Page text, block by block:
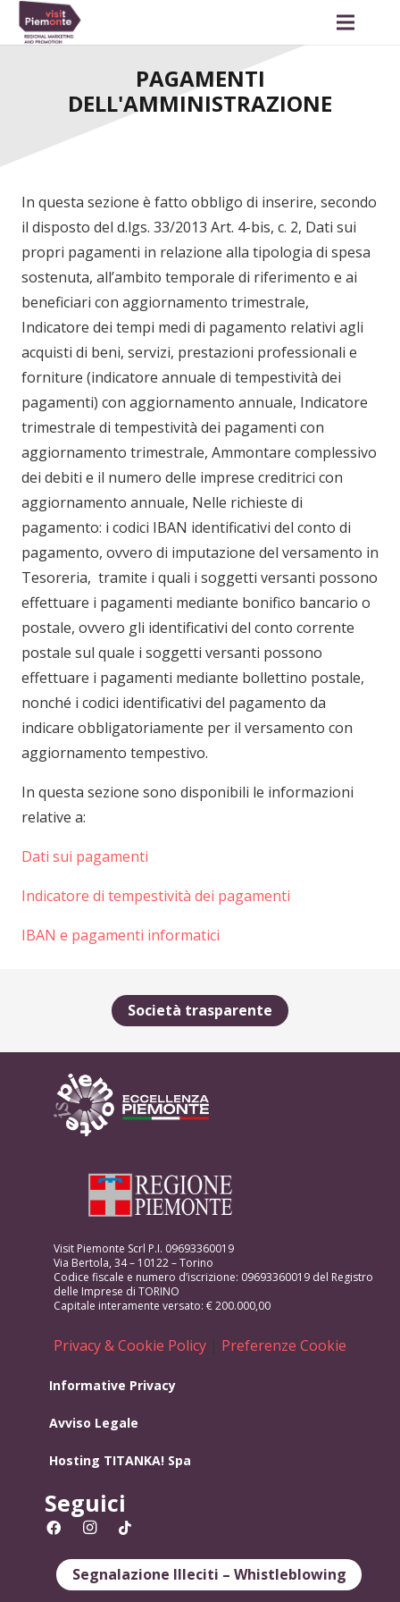
PAGAMENTI
DELL'AMMINISTRAZIONE
In questa sezione è fatto obbligo di inserire, secondo
il disposto del d.lgs. 33/2013 Art. 4-bis, c. 2, Dati sui
propri pagamenti in relazione alla tipologia di spesa
sostenuta, all’ambito temporale di riferimento e ai
beneficiari con aggiornamento trimestrale,
Indicatore dei tempi medi di pagamento relativi agli
acquisti di beni, servizi, prestazioni professionali e
forniture (indicatore annuale di tempestività dei
pagamenti) con aggiornamento annuale, Indicatore
trimestrale di tempestività dei pagamenti con
aggiornamento trimestrale, Ammontare complessivo
dei debiti e il numero delle imprese creditrici con
aggiornamento annuale, Nelle richieste di
pagamento: i codici IBAN identificativi del conto di
pagamento, ovvero di imputazione del versamento in
Tesoreria, tramite i quali i soggetti versanti possono
effettuare i pagamenti mediante bonifico bancario o
postale, ovvero gli identificativi del conto corrente
postale sul quale i soggetti versanti possono
effettuare i pagamenti mediante bollettino postale,
nonché i codici identificativi del pagamento da
indicare obbligatoriamente per il versamento con
aggiornamento tempestivo.
In questa sezione sono disponibili le informazioni
relative a:
Dati sui pagamenti
Indicatore di tempestività dei pagamenti
IBAN e pagamenti informatici
Società trasparente
Visit Piemonte Scrl P.I. 09693360019
Via Bertola, 34 – 10122 – Torino
Codice fiscale e numero d’iscrizione: 09693360019 del Registro
delle Imprese di TORINO
Capitale interamente versato: € 200.000,00
Privacy & Cookie Policy | Preferenze Cookie
Informative Privacy
Avviso Legale
Hosting TITANKA! Spa
Seguici
Segnalazione Illeciti – Whistleblowing